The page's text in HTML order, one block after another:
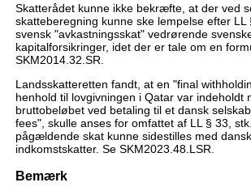
Skatterådet kunne ikke bekræfte, at der ved
skatteberegning kunne ske lempelse efter LL
svensk "avkastningsskat" vedrørende
kapitalforsikringer, idet der er tale om en
SKM2014.32.SR.
Landsskatteretten fandt, at en "final
henhold til lovgivningen i Qatar var indeholdt
bruttobeløbet ved betaling til et dansk
fees", skulle anses for omfattet af LL § 33,
pågældende skat kunne sidestilles med
indkomstskatter. Se SKM2023.48.LSR.
Bemærk